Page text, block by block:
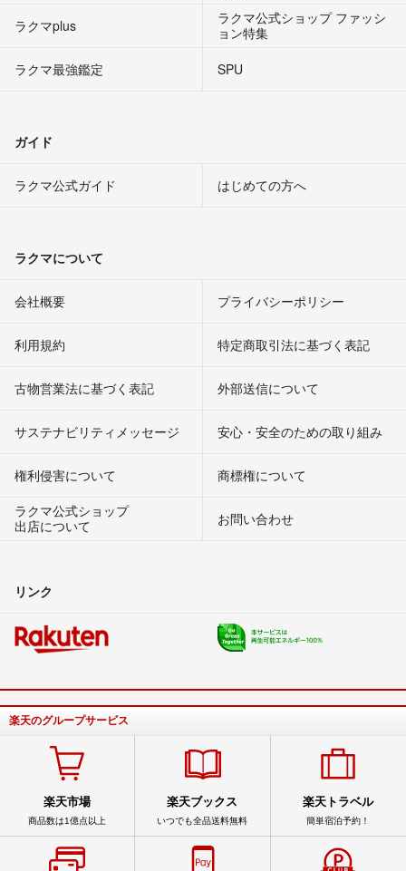
ラクマplus
ラクマ公式ショップ ファッシ
ョン特集
ラクマ最強鑑定
SPU
ガイド
ラクマ公式ガイド はじめての方へ
ラクマについて
会社概要 プライバシーポリシー
利用規約 特定商取引法に基づく表記
古物営業法に基づく表記 外部送信について
サステナビリティメッセージ 安心・安全のための取り組み
権利侵害について
商標権について
ラクマ公式ショップ
出店について
お問い合わせ
リンク
楽天のグループサービス
楽天市場
商品数は1億点以上
楽天ブックス
いつでも全品送料無料
楽天トラベル
簡単宿泊予約！